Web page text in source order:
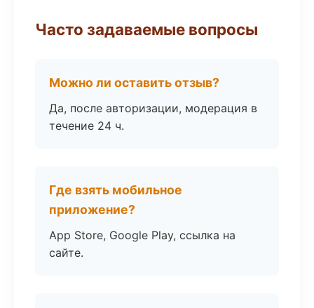
Часто задаваемые вопросы
Можно ли оставить отзыв?
Да, после авторизации, модерация в
течение 24 ч.
Где взять мобильное
приложение?
App Store, Google Play, ссылка на
сайте.